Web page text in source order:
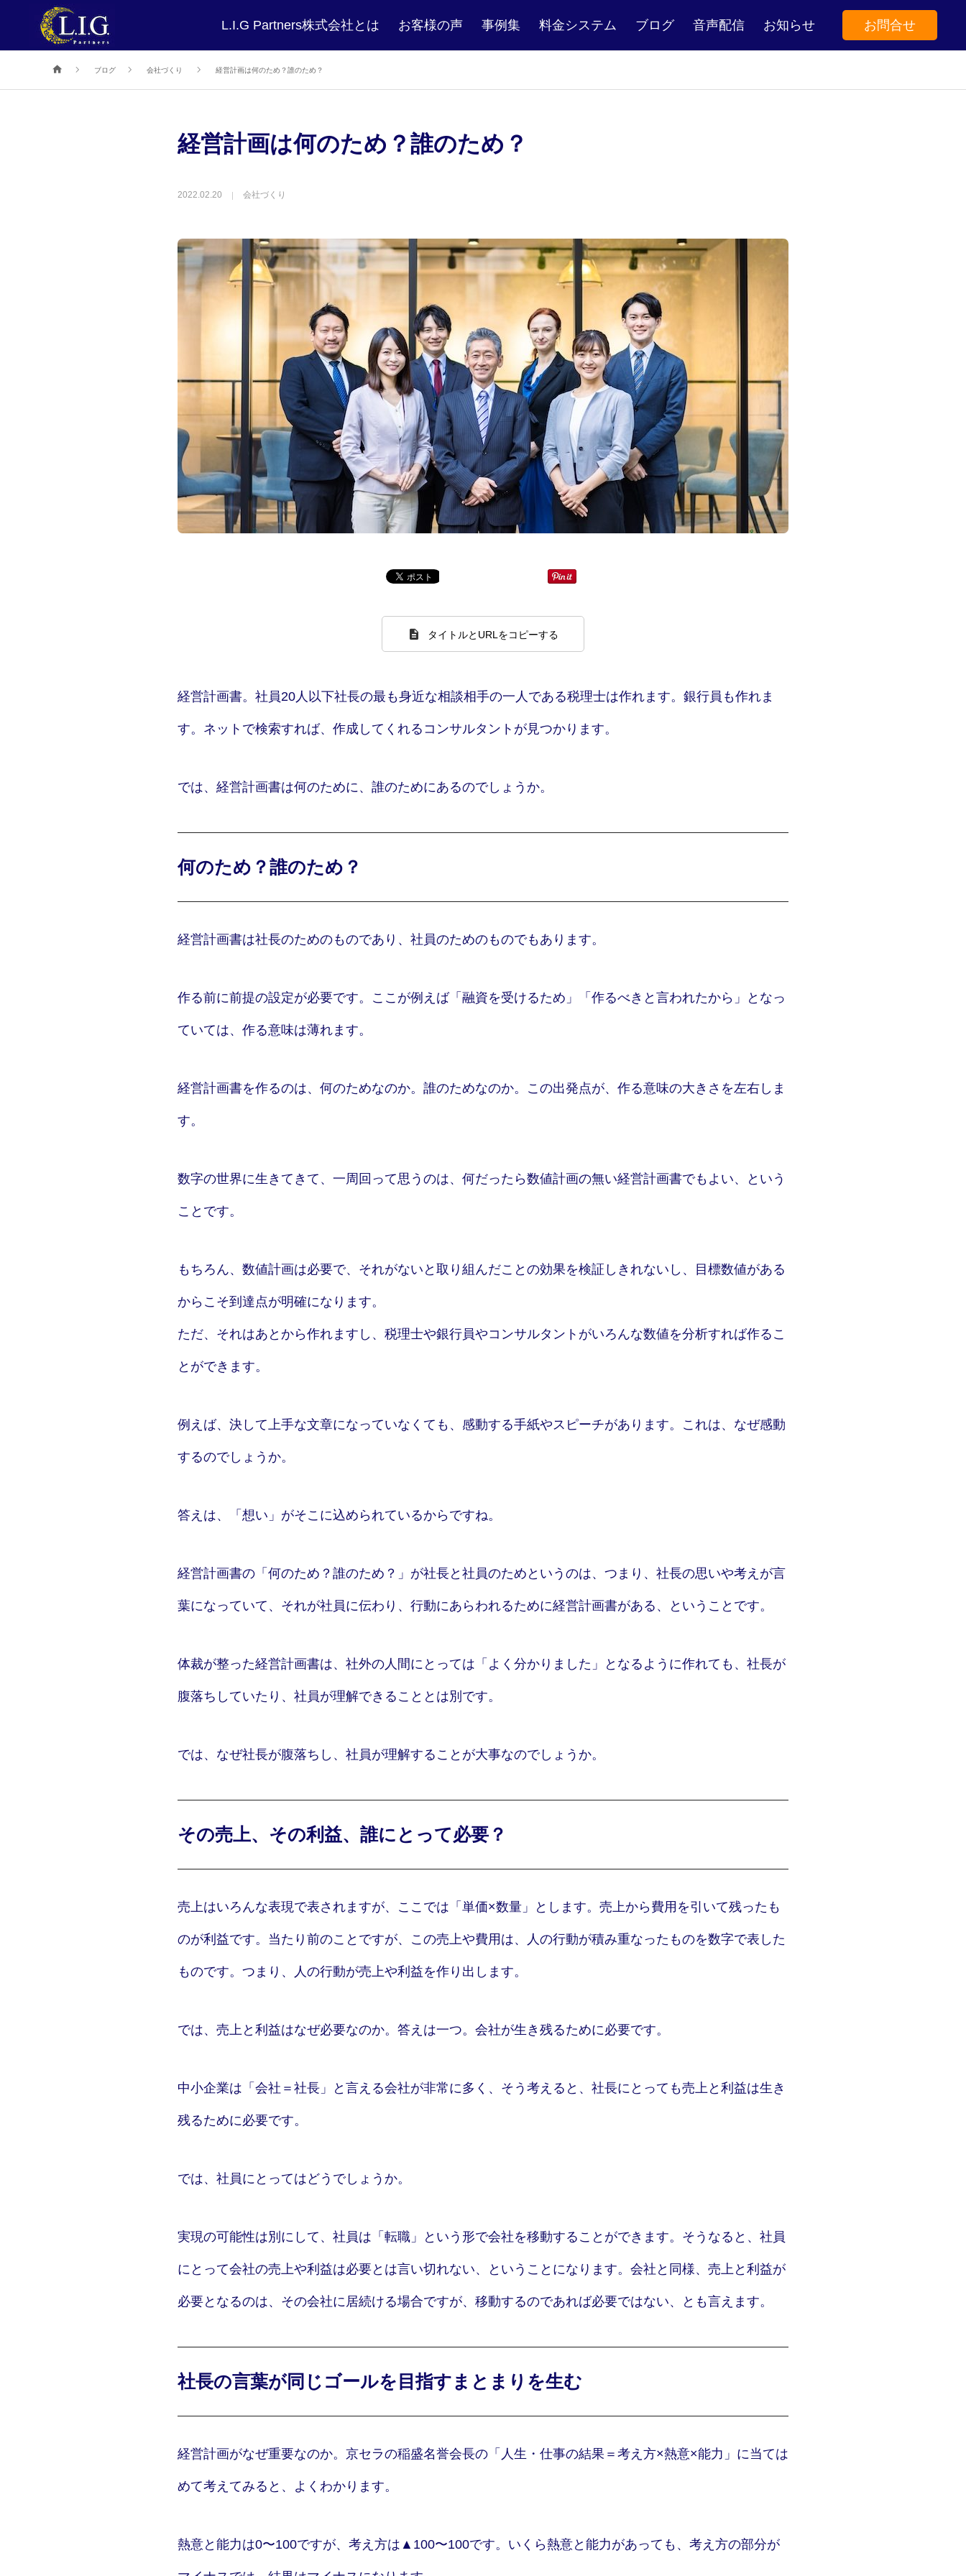
L.I.G Partners株式会社とは お客様の声 事例集 料金システム ブログ 音声配信 お知らせ お問合せ
ブログ 会社づくり 経営計画は何のため？誰のため？
経営計画は何のため？誰のため？
2022.02.20 会社づくり
タイトルとURLをコピーする
経営計画書。社員20人以下社長の最も身近な相談相手の一人である税理士は作れます。銀行員も作れま
す。ネットで検索すれば、作成してくれるコンサルタントが見つかります。
では、経営計画書は何のために、誰のためにあるのでしょうか。
何のため？誰のため？
経営計画書は社長のためのものであり、社員のためのものでもあります。
作る前に前提の設定が必要です。ここが例えば「融資を受けるため」「作るべきと言われたから」となっ
ていては、作る意味は薄れます。
経営計画書を作るのは、何のためなのか。誰のためなのか。この出発点が、作る意味の大きさを左右しま
す。
数字の世界に生きてきて、一周回って思うのは、何だったら数値計画の無い経営計画書でもよい、という
ことです。
もちろん、数値計画は必要で、それがないと取り組んだことの効果を検証しきれないし、目標数値がある
からこそ到達点が明確になります。
ただ、それはあとから作れますし、税理士や銀行員やコンサルタントがいろんな数値を分析すれば作るこ
とができます。
例えば、決して上手な文章になっていなくても、感動する手紙やスピーチがあります。これは、なぜ感動
するのでしょうか。
答えは、「想い」がそこに込められているからですね。
経営計画書の「何のため？誰のため？」が社長と社員のためというのは、つまり、社長の思いや考えが言
葉になっていて、それが社員に伝わり、行動にあらわれるために経営計画書がある、ということです。
体裁が整った経営計画書は、社外の人間にとっては「よく分かりました」となるように作れても、社長が
腹落ちしていたり、社員が理解できることとは別です。
では、なぜ社長が腹落ちし、社員が理解することが大事なのでしょうか。
その売上、その利益、誰にとって必要？
売上はいろんな表現で表されますが、ここでは「単価×数量」とします。売上から費用を引いて残ったも
のが利益です。当たり前のことですが、この売上や費用は、人の行動が積み重なったものを数字で表した
ものです。つまり、人の行動が売上や利益を作り出します。
では、売上と利益はなぜ必要なのか。答えは一つ。会社が生き残るために必要です。
中小企業は「会社＝社長」と言える会社が非常に多く、そう考えると、社長にとっても売上と利益は生き
残るために必要です。
では、社員にとってはどうでしょうか。
実現の可能性は別にして、社員は「転職」という形で会社を移動することができます。そうなると、社員
にとって会社の売上や利益は必要とは言い切れない、ということになります。会社と同様、売上と利益が
必要となるのは、その会社に居続ける場合ですが、移動するのであれば必要ではない、とも言えます。
社長の言葉が同じゴールを目指すまとまりを生む
経営計画がなぜ重要なのか。京セラの稲盛名誉会長の「人生・仕事の結果＝考え方×熱意×能力」に当ては
めて考えてみると、よくわかります。
熱意と能力は0〜100ですが、考え方は▲100〜100です。いくら熱意と能力があっても、考え方の部分が
音声配信
お知らせ